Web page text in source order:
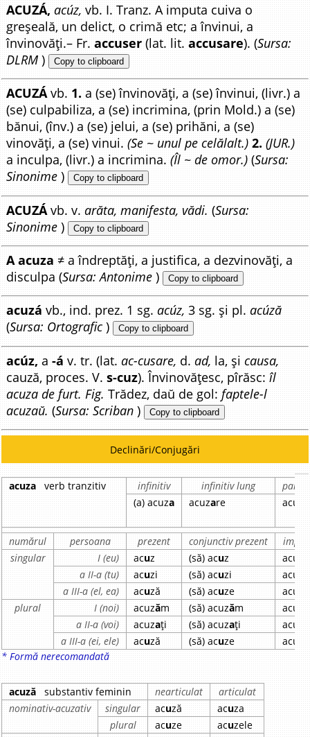
ACUZÁ, acúz, vb. I. Tranz. A imputa cuiva o
greșeală, un delict, o crimă etc; a învinui, a
învinovăți.– Fr.accuser (lat. lit.accusare). (Sursa:
DLRM ) Copy to clipboard
ACUZÁvb. 1. a (se) învinovăți, a (se) învinui, (livr.) a
(se) culpabiliza, a (se) incrimina, (prin Mold.) a (se)
bănui, (înv.) a (se) jelui, a (se) prihăni, a (se)
vinovăți, a (se) vinui.(Se ~ unul pe celălalt.) 2. (JUR.)
a inculpa, (livr.) a incrimina.(Îl ~ de omor.)(Sursa:
Sinonime ) Copy to clipboard
ACUZÁ vb. v.arăta, manifesta, vădi. (Sursa:
Sinonime ) Copy to clipboard
A acuza ≠ a îndreptăți, a justifica, a dezvinovăți, a
disculpa (Sursa: Antonime ) Copy to clipboard
acuzá vb., ind. prez. 1 sg.acúz, 3 sg. și pl.acúză
(Sursa: Ortografic ) Copy to clipboard
acúz, a-á v. tr. (lat.ac-cusare, d.ad, la, șicausa,
cauză, proces. V.s-cuz). Învinovățesc, pîrăsc:îl
acuza de furt. Fig. Trădez, daŭ de gol:faptele-l
acuzaŭ. (Sursa: Scriban ) Copy to clipboard
Declinări/Conjugări
acuza verb tranzitiv infinitiv infinitiv lung
(a) acuza acuzare acuz
numărul persoana prezent conjunctiv prezent
singular
I (eu) acuz (să) acuz acuz
a II-a (tu)
acuzi (să) acuzi acuz
a III-a (el, ea)
acuză (să) acuze acuz
plural
I (noi) acuzăm (să) acuzăm acuz
a II-a (voi)
acuzați (să) acuzați acuz
a III-a (ei, ele)
acuză (să) acuze acuz
* Formă nerecomandată
acuză substantiv feminin nearticulat
articulat
nominativ-acuzativ
singular acuză acuza
plural
acuze acuzele